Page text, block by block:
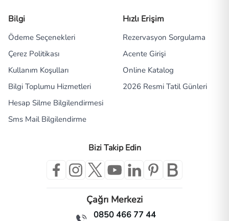
Bilgi
Ödeme Seçenekleri
Çerez Politikası
Kullanım Koşulları
Bilgi Toplumu Hizmetleri
Hesap Silme Bilgilendirmesi
Sms Mail Bilgilendirme
Hızlı Erişim
Rezervasyon Sorgulama
Acente Girişi
Online Katalog
2026 Resmi Tatil Günleri
Bizi Takip Edin
Çağrı Merkezi
0850 466 77 44